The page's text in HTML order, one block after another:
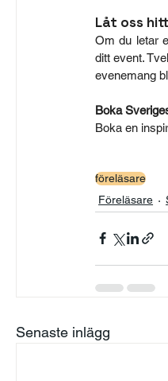
Låt oss
Om du letar
ditt event.
evenemang
Boka
Boka en
föreläsare
Föreläsare
Senaste inlägg